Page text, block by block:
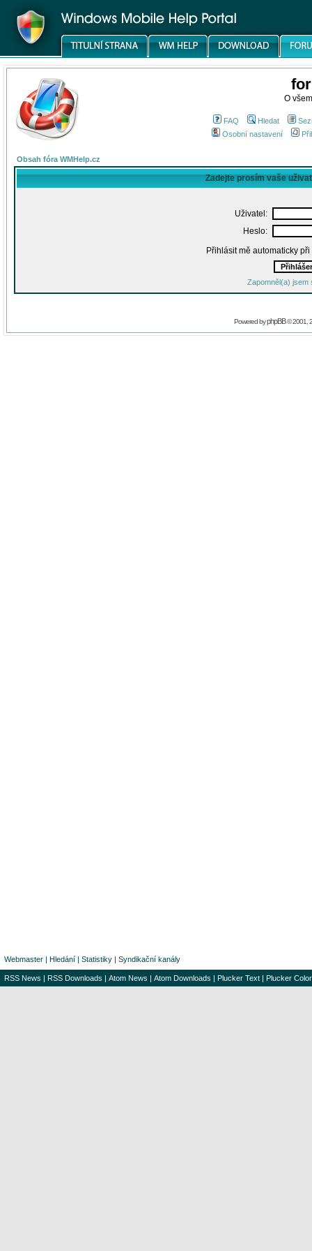
O
FAQ Hledat
Osobní nastavení
Obsah fóra WMHelp.cz
Zadejte prosím vaše
Uživatel:
Heslo:
Přihlásit mě automaticky
Zapomněl(a) jsem
Powered byphpBB© 2001,
Webmaster | Hledání | Statistiky | Syndikační kanály
RSS News | RSS Downloads | Atom News | Atom Downloads | Plucker Text | Plucker Color